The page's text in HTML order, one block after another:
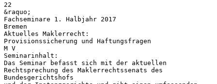
22
&raquo;
Fachseminare 1. Halbjahr 2017
Bremen
Aktuelles Maklerrecht:
Provisionssicherung und Haftungsfragen
M V
Seminarinhalt:
Das Seminar befasst sich mit der aktuellen
Rechtsprechung des Maklerrechtssenats des
Bundesgerichtshofs